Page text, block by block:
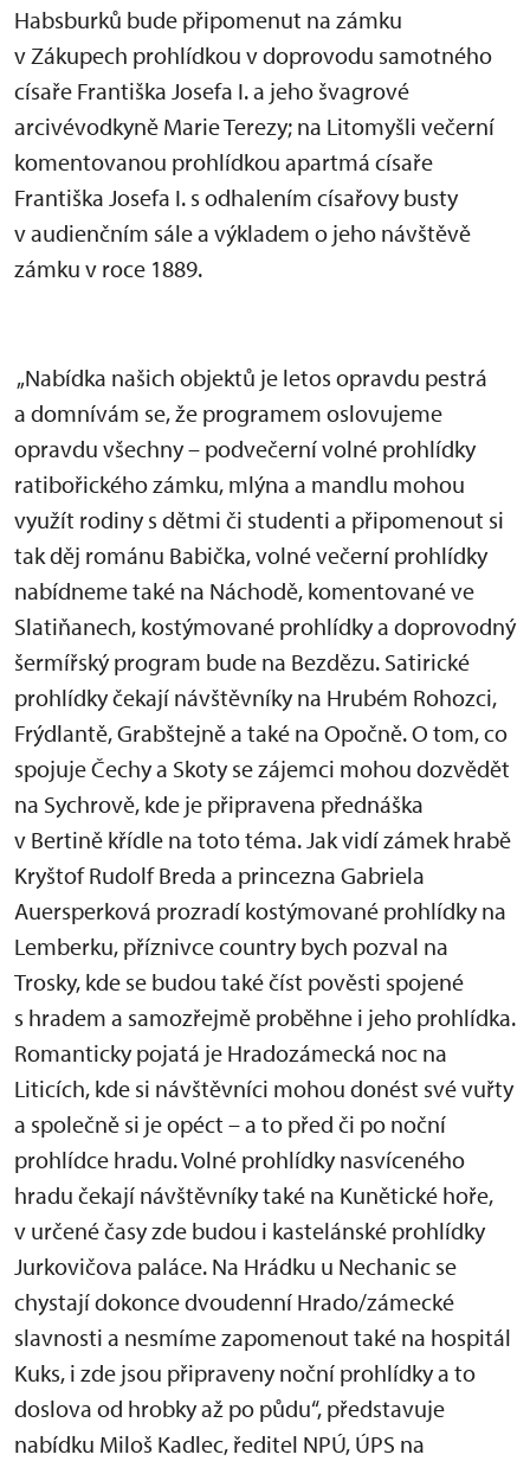
Habsburků bude připomenut na zámku
v Zákupech prohlídkou v doprovodu samotného
císaře Františka Josefa I. a jeho švagrové
arcivévodkyně Marie Terezy; na Litomyšli večerní
komentovanou prohlídkou apartmá císaře
Františka Josefa I. s odhalením císařovy busty
v audienčním sále a výkladem o jeho návštěvě
zámku v roce 1889.
„Nabídka našich objektů je letos opravdu pestrá
a domnívám se, že programem oslovujeme
opravdu všechny – podvečerní volné prohlídky
ratibořického zámku, mlýna a mandlu mohou
využít rodiny s dětmi či studenti a připomenout si
tak děj románu Babička, volné večerní prohlídky
nabídneme také na Náchodě, komentované ve
Slatiňanech, kostýmované prohlídky a doprovodný
šermířský program bude na Bezdězu. Satirické
prohlídky čekají návštěvníky na Hrubém Rohozci,
Frýdlantě, Grabštejně a také na Opočně. O tom, co
spojuje Čechy a Skoty se zájemci mohou dozvědět
na Sychrově, kde je připravena přednáška
v Bertině křídle na toto téma. Jak vidí zámek hrabě
Kryštof Rudolf Breda a princezna Gabriela
Auersperková prozradí kostýmované prohlídky na
Lemberku, příznivce country bych pozval na
Trosky, kde se budou také číst pověsti spojené
s hradem a samozřejmě proběhne i jeho prohlídka.
Romanticky pojatá je Hradozámecká noc na
Liticích, kde si návštěvníci mohou donést své vuřty
a společně si je opéct – a to před či po noční
prohlídce hradu. Volné prohlídky nasvíceného
hradu čekají návštěvníky také na Kunětické hoře,
v určené časy zde budou i kastelánské prohlídky
Jurkovičova paláce. Na Hrádku u Nechanic se
chystají dokonce dvoudenní Hrado/zámecké
slavnosti a nesmíme zapomenout také na hospitál
Kuks, i zde jsou připraveny noční prohlídky a to
doslova od hrobky až po půdu“, představuje
nabídku Miloš Kadlec, ředitel NPÚ, ÚPS na